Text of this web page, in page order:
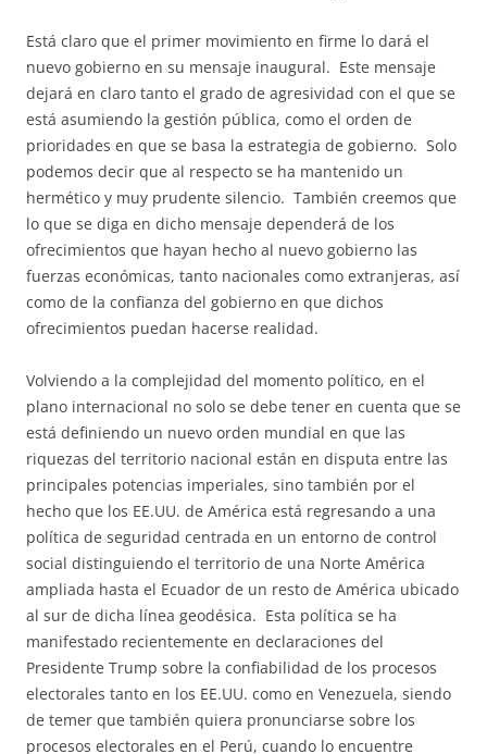
Está claro que el primer movimiento en firme lo dará el
nuevo gobierno en su mensaje inaugural. Este mensaje
dejará en claro tanto el grado de agresividad con el que se
está asumiendo la gestión pública, como el orden de
prioridades en que se basa la estrategia de gobierno. Solo
podemos decir que al respecto se ha mantenido un
hermético y muy prudente silencio. También creemos que
lo que se diga en dicho mensaje dependerá de los
ofrecimientos que hayan hecho al nuevo gobierno las
fuerzas económicas, tanto nacionales como extranjeras, así
como de la confianza del gobierno en que dichos
ofrecimientos puedan hacerse realidad.
Volviendo a la complejidad del momento político, en el
plano internacional no solo se debe tener en cuenta que se
está definiendo un nuevo orden mundial en que las
riquezas del territorio nacional están en disputa entre las
principales potencias imperiales, sino también por el
hecho que los EE.UU. de América está regresando a una
política de seguridad centrada en un entorno de control
social distinguiendo el territorio de una Norte América
ampliada hasta el Ecuador de un resto de América ubicado
al sur de dicha línea geodésica. Esta política se ha
manifestado recientemente en declaraciones del
Presidente Trump sobre la confiabilidad de los procesos
electorales tanto en los EE.UU. como en Venezuela, siendo
de temer que también quiera pronunciarse sobre los
procesos electorales en el Perú, cuando lo encuentre